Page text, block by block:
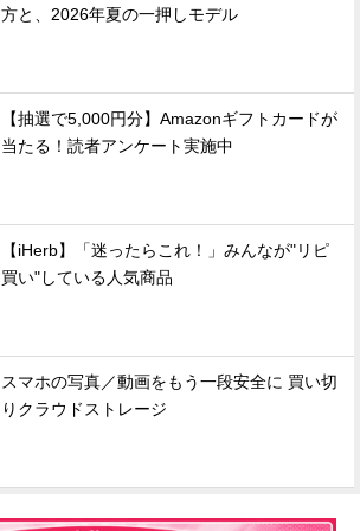
方と、2026年夏の一押しモデル
【抽選で5,000円分】Amazonギフトカードが
当たる！読者アンケート実施中
【iHerb】「迷ったらこれ！」みんなが"リピ
買い"している人気商品
スマホの写真／動画をもう一段安全に 買い切
りクラウドストレージ